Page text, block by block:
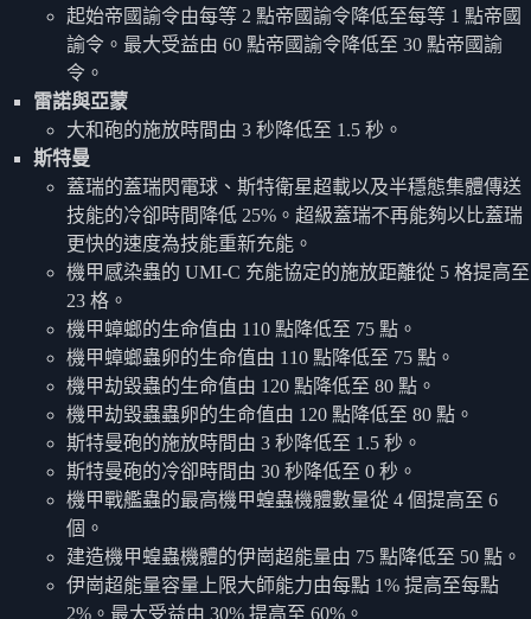
起始帝國諭令由每等 2 點帝國諭令降低至每等 1 點帝國
諭令。最大受益由 60 點帝國諭令降低至 30 點帝國諭
令。
雷諾與亞蒙
大和砲的施放時間由 3 秒降低至 1.5 秒。
斯特曼
蓋瑞的蓋瑞閃電球、斯特衛星超載以及半穩態集體傳送
技能的冷卻時間降低 25%。超級蓋瑞不再能夠以比蓋瑞
更快的速度為技能重新充能。
機甲感染蟲的 UMI-C 充能協定的施放距離從 5 格提高至
23 格。
機甲蟑螂的生命值由 110 點降低至 75 點。
機甲蟑螂蟲卵的生命值由 110 點降低至 75 點。
機甲劫毀蟲的生命值由 120 點降低至 80 點。
機甲劫毀蟲蟲卵的生命值由 120 點降低至 80 點。
斯特曼砲的施放時間由 3 秒降低至 1.5 秒。
斯特曼砲的冷卻時間由 30 秒降低至 0 秒。
機甲戰艦蟲的最高機甲蝗蟲機體數量從 4 個提高至 6
個。
建造機甲蝗蟲機體的伊崗超能量由 75 點降低至 50 點。
伊崗超能量容量上限大師能力由每點 1% 提高至每點
2%。最大受益由 30% 提高至 60%。